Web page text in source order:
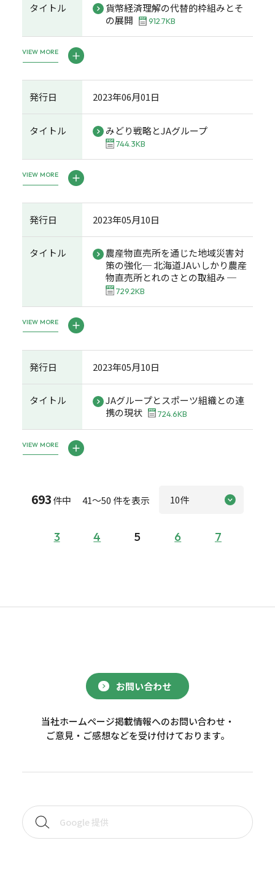
タイトル
貨幣経済理解の代替的枠組みとそ
の展開
912.7KB
VIEW MORE
発行日 2023年06月01日
タイトル みどり戦略とJAグループ
744.3KB
VIEW MORE
発行日 2023年05月10日
タイトル
農産物直売所を通じた地域災害対
策の強化─ 北海道JAいしかり農産
物直売所とれのさとの取組み ─
729.2KB
VIEW MORE
発行日 2023年05月10日
タイトル
JAグループとスポーツ組織との連
携の現状
724.6KB
VIEW MORE
693件中 41～50 件を表示
3 4 5 6 7
お問い合わせ
当社ホームページ掲載情報へのお問い合わせ・
ご意見・ご感想などを受け付けております。